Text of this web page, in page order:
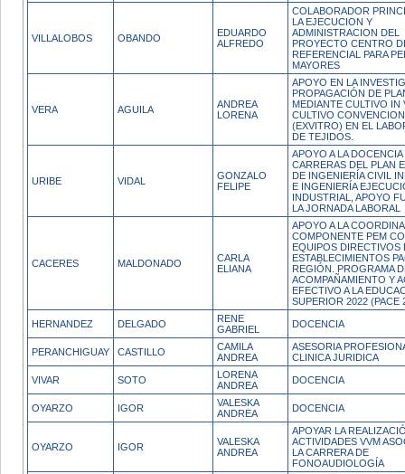
VILLALOBOS OBANDO
EDUARDO
ALFREDO
COLABORADOR
LA EJECUCION Y
ADMINISTRACION DEL
PROYECTO CENTRO
REFERENCIAL PARA
MAYORES
VERA AGUILA
ANDREA
LORENA
APOYO EN LA
PROPAGACIÓN DE
MEDIANTE CULTIVO IN
CULTIVO
(EXVITRO) EN EL
DE TEJIDOS.
URIBE VIDAL
GONZALO
FELIPE
APOYO A LA DOCENCIA
CARRERAS DEL PLAN
DE INGENIERÍA CIVIL
E INGENIERÍA
INDUSTRIAL, APOYO
LA JORNADA LABORAL
CACERES MALDONADO
CARLA
ELIANA
APOYO A LA
COMPONENTE PEM
EQUIPOS DIRECTIVOS
ESTABLECIMIENTOS
REGIÓN. PROGRAMA
ACOMPAÑAMIENTO Y
EFECTIVO A LA
SUPERIOR 2022 (PACE
HERNANDEZ DELGADO
RENE
GABRIEL
DOCENCIA
PERANCHIGUAY CASTILLO
CAMILA
ANDREA
ASESORIA
CLINICA JURIDICA
VIVAR SOTO
LORENA
ANDREA
DOCENCIA
OYARZO IGOR
VALESKA
ANDREA
DOCENCIA
OYARZO IGOR
VALESKA
ANDREA
APOYAR LA
ACTIVIDADES VVM
LA CARRERA DE
FONOAUDIOLOGÍA